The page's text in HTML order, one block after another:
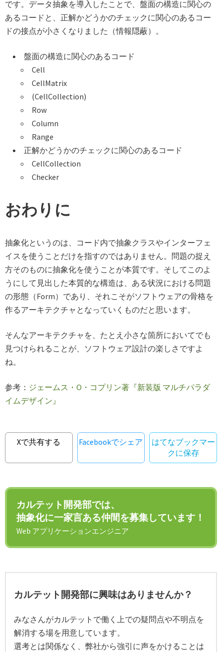
です。データ抽象を導入したことで、盤面の構造に関心の
あるコードと、正解かどうかのチェックに関心のあるコー
ドの接点が小さくなりました（情報隠蔽）。
盤面の構造に関心のあるコード
Cell
CellMatrix
(CellCollection)
Row
Column
Range
正解かどうかのチェックに関心のあるコード
CellCollection
Checker
おわりに
抽象化というのは、コード内で抽象クラスやインターフェ
イスを使うことだけを指すのではありません。問題の捉え
方そのものに抽象化を使うことが本質です。そしてこのよ
うにして見出した本質的な構造は、ある状況における問題
の形態（Form）であり、それこそがソフトウェアの骨格を
作るアーキテクチャとなっていくものだと思います。
そんなアーキテクチャを、たとえ小さな箇所においてでも
見つけられることが、ソフトウェア設計の楽しさですよ
ね。
参考： ジェームス・O・コプリン著『新装版 マルチパラダ
イムデザイン』
Xで共有する Facebookでシェア
はてなブックマー
クに保存
カルテット開発部では、
抽象化に一家言ある仲間を募集しています！
Web アプリケーションエンジニア
カルテット開発部に興味はありませんか？
みなさんがカルテットで働く上での疑問点や不明点を
解消する場を用意しています。
選考とは関係なく、弊社から強引に声をかけることは